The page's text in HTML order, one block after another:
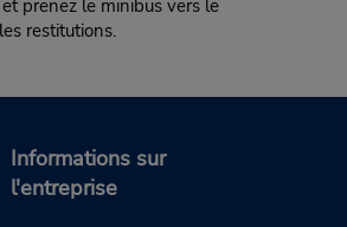
prenez le minibus vers le
restitutions.
Informations sur
l'entreprise